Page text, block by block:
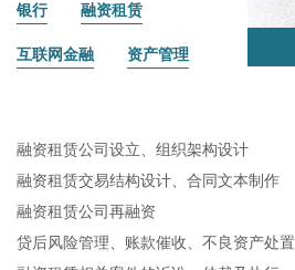
银行 融资租赁
互联网金融 资产管理
融资租赁公司设立、组织架构设计
融资租赁交易结构设计、合同文本制作
融资租赁公司再融资
贷后风险管理、账款催收、不良资产处置